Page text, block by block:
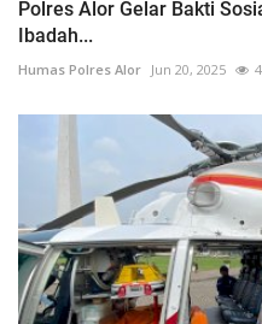
Polres Alor Gelar Bakti
Ibadah...
Humas Polres Alor Jun 20, 2025